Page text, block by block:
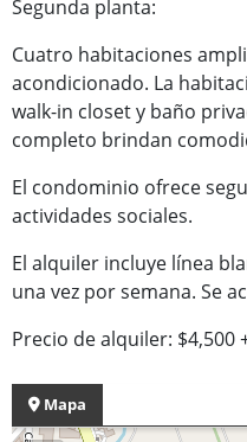
Segunda planta:
Cuatro habitaciones
acondicionado. La
walk-in closet y baño
completo brindan
El condominio ofrece
actividades sociales.
El alquiler incluye línea
una vez por semana. Se
Precio de alquiler: $4,500
Mapa